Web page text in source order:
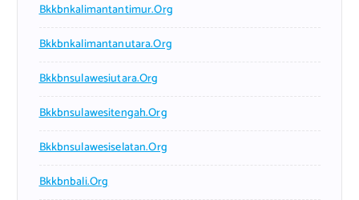
Bkkbnkalimantantimur.org
Bkkbnkalimantanutara.org
Bkkbnsulawesiutara.org
Bkkbnsulawesitengah.org
Bkkbnsulawesiselatan.org
Bkkbnbali.org